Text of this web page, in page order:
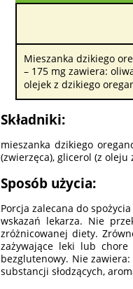
Mieszanka dzikiego
– 175 mg zawiera:
olejek z dzikiego
Składniki:
mieszanka dzikiego
(zwierzęca), glicerol (z
Sposób użycia:
Porcja zalecana do
wskazań lekarza. Nie
zróżnicowanej diety.
zażywające leki lub chore
bezglutenowy. Nie
substancji słodzących,